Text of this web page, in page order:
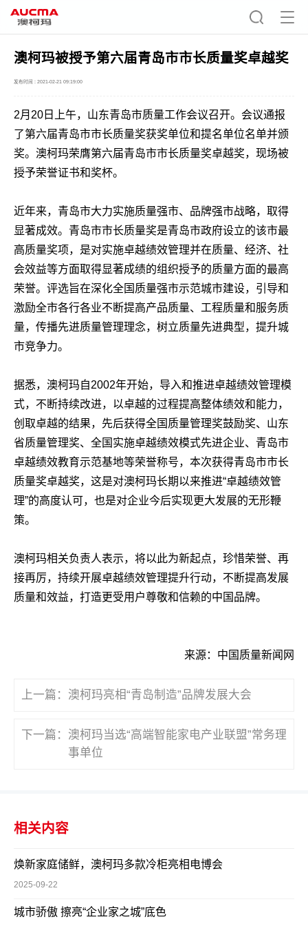
澳柯玛被授予第六届青岛市市长质量奖卓越奖
发布时间 : 2021-02-21 09:19:00
2月20日上午，山东青岛市质量工作会议召开。会议通报
了第六届青岛市市长质量奖获奖单位和提名单位名单并颁
奖。澳柯玛荣膺第六届青岛市市长质量奖卓越奖，现场被
授予荣誉证书和奖杯。
近年来，青岛市大力实施质量强市、品牌强市战略，取得
显著成效。青岛市市长质量奖是青岛市政府设立的该市最
高质量奖项，是对实施卓越绩效管理并在质量、经济、社
会效益等方面取得显著成绩的组织授予的质量方面的最高
荣誉。评选旨在深化全国质量强市示范城市建设，引导和
激励全市各行各业不断提高产品质量、工程质量和服务质
量，传播先进质量管理理念，树立质量先进典型，提升城
市竞争力。
据悉，澳柯玛自2002年开始，导入和推进卓越绩效管理模
式，不断持续改进，以卓越的过程提高整体绩效和能力，
创取卓越的结果，先后获得全国质量管理奖鼓励奖、山东
省质量管理奖、全国实施卓越绩效模式先进企业、青岛市
卓越绩效教育示范基地等荣誉称号，本次获得青岛市市长
质量奖卓越奖，这是对澳柯玛长期以来推进“卓越绩效管
理”的高度认可，也是对企业今后实现更大发展的无形鞭
策。
澳柯玛相关负责人表示，将以此为新起点，珍惜荣誉、再
接再厉，持续开展卓越绩效管理提升行动，不断提高发展
质量和效益，打造更受用户尊敬和信赖的中国品牌。
来源：中国质量新闻网
上一篇： 澳柯玛亮相“青岛制造”品牌发展大会
下一篇： 澳柯玛当选“高端智能家电产业联盟”常务理
事单位
相关内容
焕新家庭储鲜，澳柯玛多款冷柜亮相电博会
2025-09-22
城市骄傲 擦亮“企业家之城”底色